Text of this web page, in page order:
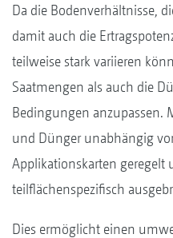
Da die Bodenverhältnisse,
damit auch die
teilweise stark variieren
Saatmengen als auch die
Bedingungen anzupassen.
und Dünger unabhängig
Applikationskarten geregelt
teilflächenspezifisch
Dies ermöglicht einen